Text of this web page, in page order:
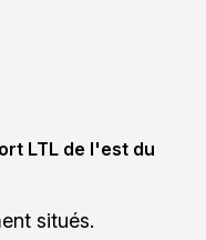
LTL de l'est du
situés.